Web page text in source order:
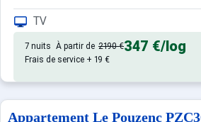
Appartement de particulier :
TV
7 nuits À partir de 2190 €347 €/log
Frais de service + 19 €
Appartement Le Pouzenc